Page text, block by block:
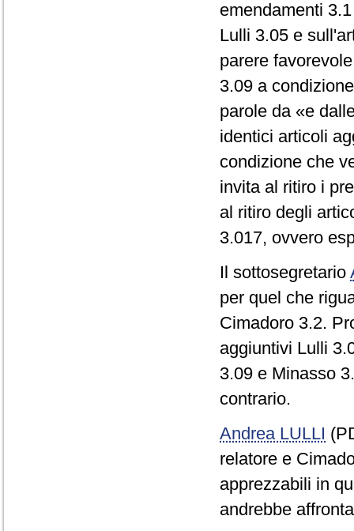
emendamenti
Lulli 3.05 e
parere
3.09 a
parole da «e
identici articoli
condizione che
invita al ritiro i
al ritiro degli
3.017, ovvero
Il sottosegretario
per quel che
Cimadoro 3.2.
aggiuntivi Lulli
3.09 e Minasso
contrario.
Andrea LULLI
relatore e
apprezzabili in
andrebbe